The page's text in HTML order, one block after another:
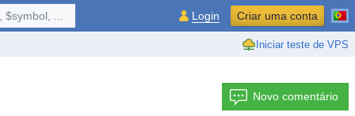
Iniciar teste de VPS
... Login Criar uma conta
Novo comentário